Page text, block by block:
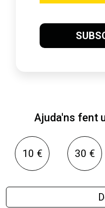
Ajuda'ns fent
10 € 30 €